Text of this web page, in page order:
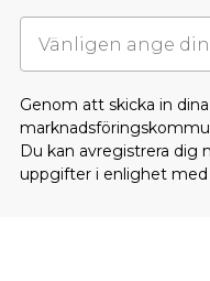
Genom att skicka in
Du kan avregistrera dig
uppgifter i enlighet med